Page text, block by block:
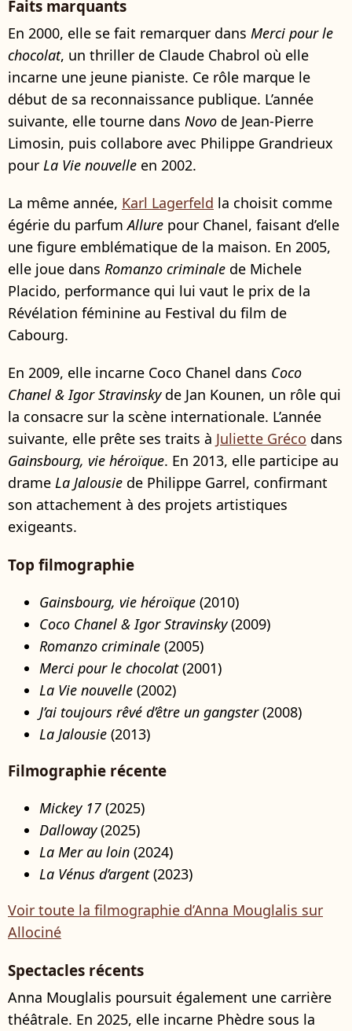
Faits marquants
En 2000, elle se fait remarquer dans Merci pour le
chocolat, un thriller de Claude Chabrol où elle
incarne une jeune pianiste. Ce rôle marque le
début de sa reconnaissance publique. L’année
suivante, elle tourne dans Novo de Jean-Pierre
Limosin, puis collabore avec Philippe Grandrieux
pour La Vie nouvelle en 2002.
La même année, Karl Lagerfeld la choisit comme
égérie du parfumAllure pour Chanel, faisant d’elle
une figure emblématique de la maison. En 2005,
elle joue dans Romanzo criminale de Michele
Placido, performance qui lui vaut le prix de la
Révélation féminine au Festival du film de
Cabourg.
En 2009, elle incarne Coco Chanel dans Coco
Chanel & Igor Stravinskyde Jan Kounen, un rôle qui
la consacre sur la scène internationale. L’année
suivante, elle prête ses traits à Juliette Gréco dans
Gainsbourg, vie héroïque. En 2013, elle participe au
drame La Jalousie de Philippe Garrel, confirmant
son attachement à des projets artistiques
exigeants.
Top filmographie
Gainsbourg, vie héroïque (2010)
Coco Chanel & Igor Stravinsky(2009)
Romanzo criminale (2005)
Merci pour le chocolat(2001)
La Vie nouvelle (2002)
J’ai toujours rêvé d’être un gangster(2008)
La Jalousie (2013)
Filmographie récente
Mickey 17 (2025)
Dalloway(2025)
La Mer au loin (2024)
La Vénus d’argent(2023)
Voir toute la filmographie d’Anna Mouglalis sur
Allociné
Spectacles récents
Anna Mouglalis poursuit également une carrière
théâtrale. En 2025, elle incarne Phèdre sous la